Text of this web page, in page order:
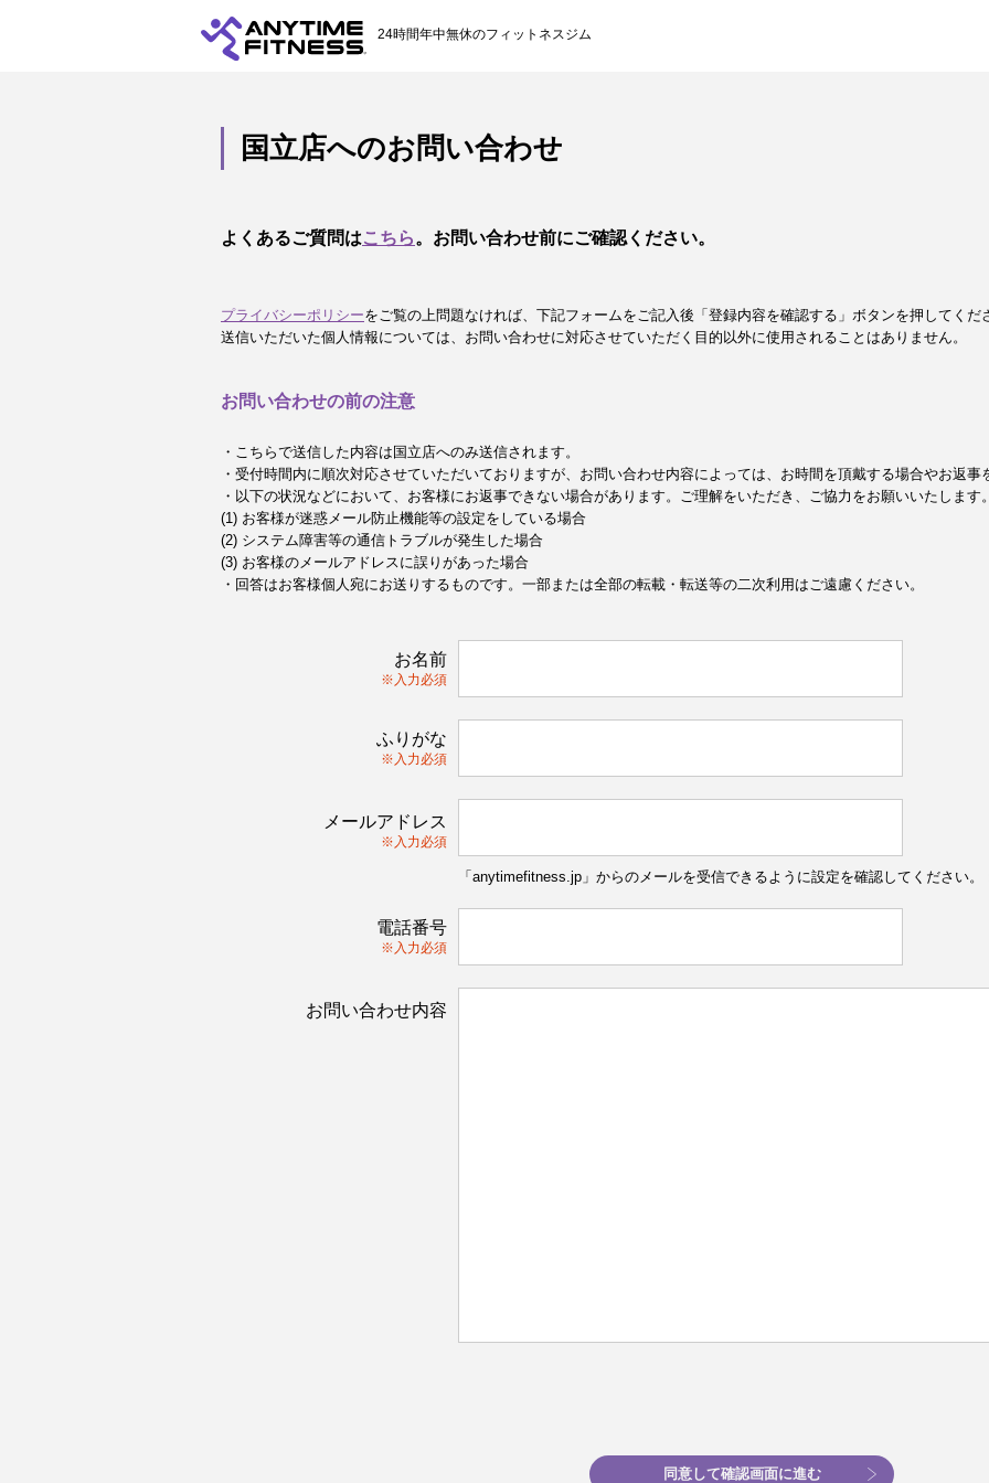
24時間年中無休のフィットネスジム
国立店へのお問い合わせ
よくあるご質問はこちら。お問い合わせ前にご確認ください。
プライバシーポリシーをご覧の上問題なければ、下記フォームをご記入後「登録内容を確認する」ボタンを押してくだ
送信いただいた個人情報については、お問い合わせに対応させていただく目的以外に使用されることはありません。
お問い合わせの前の注意
・こちらで送信した内容は国立店へのみ送信されます。
・受付時間内に順次対応させていただいておりますが、お問い合わせ内容によっては、お時間を頂戴する場合やお返事
・以下の状況などにおいて、お客様にお返事できない場合があります。ご理解をいただき、ご協力をお願いいたします。
(1) お客様が迷惑メール防止機能等の設定をしている場合
(2) システム障害等の通信トラブルが発生した場合
(3) お客様のメールアドレスに誤りがあった場合
・回答はお客様個人宛にお送りするものです。一部または全部の転載・転送等の二次利用はご遠慮ください。
お名前
※入力必須
ふりがな
※入力必須
メールアドレス
※入力必須
「anytimefitness.jp」からのメールを受信できるように設定を確認してください。
電話番号
※入力必須
お問い合わせ内容